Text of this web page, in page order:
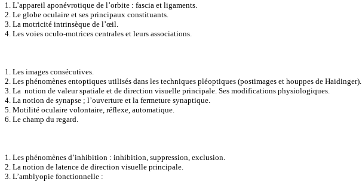
1. L’appareil aponévrotique de l’orbite : fascia et ligaments.
2. Le globe oculaire et ses principaux constituants.
3. La motricité intrinsèque de l’œil.
4. Les voies oculo-motrices centrales et leurs associations.
1. Les images consécutives.
2. Les phénomènes entoptiques utilisés dans les techniques pléoptiques (postimages et houppes de Haidinger).
3. La notion de valeur spatiale et de direction visuelle principale. Ses modifications physiologiques.
4. La notion de synapse ; l’ouverture et la fermeture synaptique.
5. Motilité oculaire volontaire, réflexe, automatique.
6. Le champ du regard.
1. Les phénomènes d’inhibition : inhibition, suppression, exclusion.
2. La notion de latence de direction visuelle principale.
3. L’amblyopie fonctionnelle :